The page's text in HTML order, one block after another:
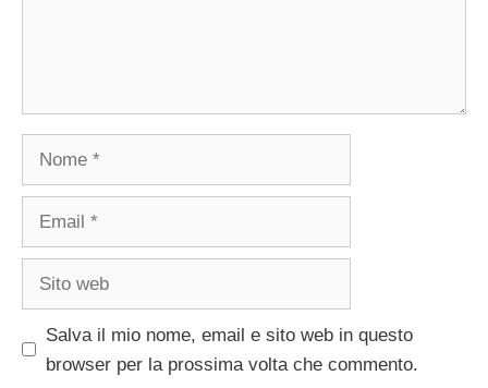
Salva il mio nome, email e sito web in questo
browser per la prossima volta che commento.